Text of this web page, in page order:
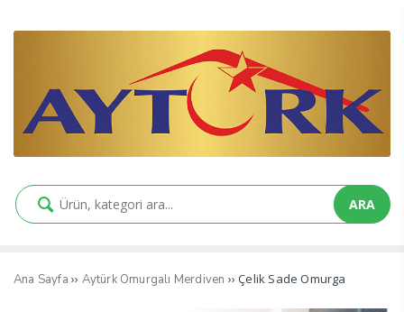
ARA
Ana Sayfa ›› Aytürk Omurgalı Merdiven ›› Çelik Sade Omurga